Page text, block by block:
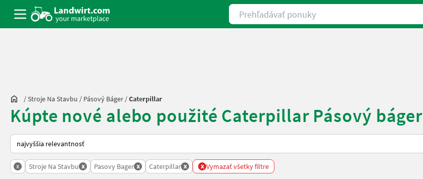
Prehľadávať ponuky
/Stroje Na Stavbu / Pásový Báger /Caterpillar
Kúpte nové alebo použité Caterpillar Pásový báger
Takto sa vykonáva triedenie na Landwirt.com
x Stroje Na Stavbu x Pasovy Bager x Caterpillar x x Vymazať všetky filtre